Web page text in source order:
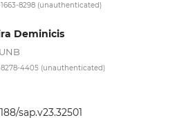
8298 (unauthenticated)
Deminicis
4405 (unauthenticated)
sap.v23.32501